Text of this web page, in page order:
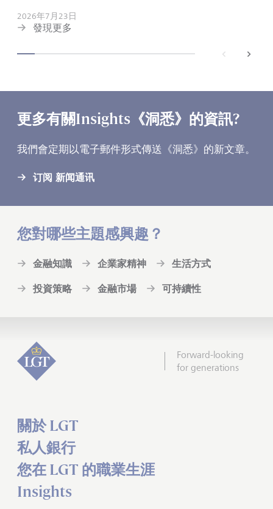
2026年7月23日
發現更多
next
更多有關Insights《洞悉》的資訊?
我們會定期以電子郵件形式傳送《洞悉》的新文章。
订阅 新闻通讯
您對哪些主題感興趣？
金融知識 企業家精神
生活方式
投資策略
金融市場 可持續性
Forward-looking
for generations
關於 LGT
私人銀行
您在 LGT 的職業生涯
Insights